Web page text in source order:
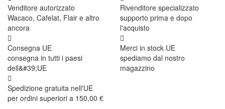
Venditore autorizzato
Wacaco, Cafelat, Flair e altro
ancora
Rivenditore specializzato
supporto prima e dopo
l'acquisto
Consegna UE
consegna in tutti i paesi
dell&#39;UE
Merci in stock UE
spediamo dal nostro
magazzino
Spedizione gratuita nell'UE
per ordini superiori a 150,00 €